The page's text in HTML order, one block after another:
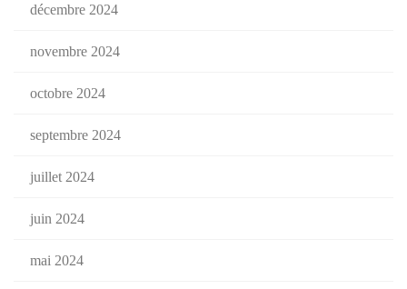
décembre 2024
novembre 2024
octobre 2024
septembre 2024
juillet 2024
juin 2024
mai 2024